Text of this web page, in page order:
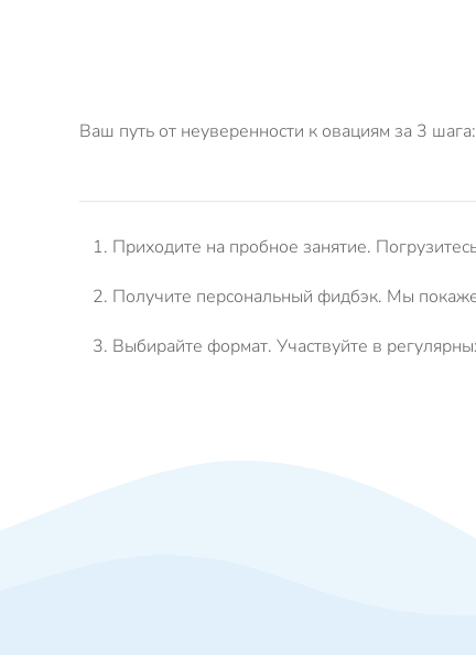
Ваш путь от неуверенности к овациям за 3 шага:
Приходите на пробное занятие.
Получите персональный фидбэк. Мы
Выбирайте формат. Участвуйте в